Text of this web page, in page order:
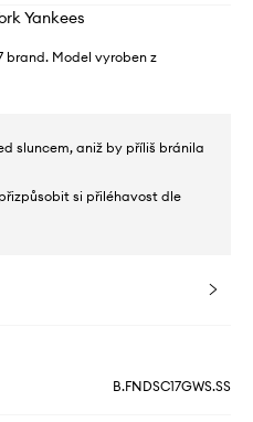
Yankees
brand. Model vyroben z
sluncem, aniž by příliš bránila
si přiléhavost dle
B.FNDSC17GWS.SS